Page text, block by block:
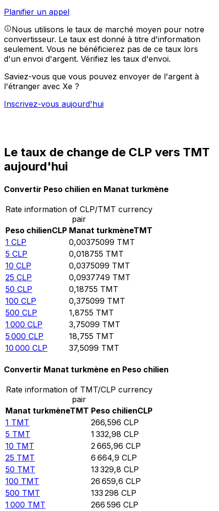
Planifier un appel
Nous utilisons le taux de marché moyen pour notre
convertisseur. Le taux est donné à titre d'information
seulement. Vous ne bénéficierez pas de ce taux lors
d'un envoi d'argent. Vérifiez les taux d'envoi.
Saviez-vous que vous pouvez envoyer de l'argent à
l'étranger avec Xe ?
Inscrivez-vous aujourd'hui
Le taux de change de CLP vers TMT
aujourd'hui
Convertir Peso chilien en Manat turkmène
Rate information of CLP/TMT currency
pair
Peso chilienCLP Manat turkmèneTMT
1 CLP 0,00375099 TMT
5 CLP 0,018755 TMT
10 CLP 0,0375099 TMT
25 CLP 0,0937749 TMT
50 CLP 0,18755 TMT
100 CLP 0,375099 TMT
500 CLP 1,8755 TMT
1 000 CLP 3,75099 TMT
5 000 CLP 18,755 TMT
10 000 CLP 37,5099 TMT
Convertir Manat turkmène en Peso chilien
Rate information of TMT/CLP currency
pair
Manat turkmèneTMT Peso chilienCLP
1 TMT 266,596 CLP
5 TMT 1 332,98 CLP
10 TMT 2 665,96 CLP
25 TMT 6 664,9 CLP
50 TMT 13 329,8 CLP
100 TMT 26 659,6 CLP
500 TMT 133 298 CLP
1 000 TMT 266 596 CLP